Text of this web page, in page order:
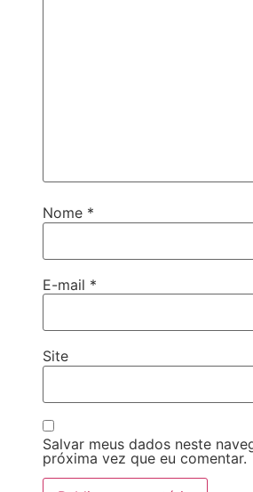
Nome *
E-mail *
Site
Salvar meus dados neste
próxima vez que eu comentar.